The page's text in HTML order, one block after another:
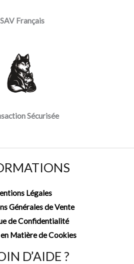
SAV Français
Sécurisée
Légales
Générales de Vente
de Confidentialité
Matière de Cookies
D’AIDE ?